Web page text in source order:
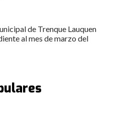
de Trenque Lauquen
al mes de marzo del